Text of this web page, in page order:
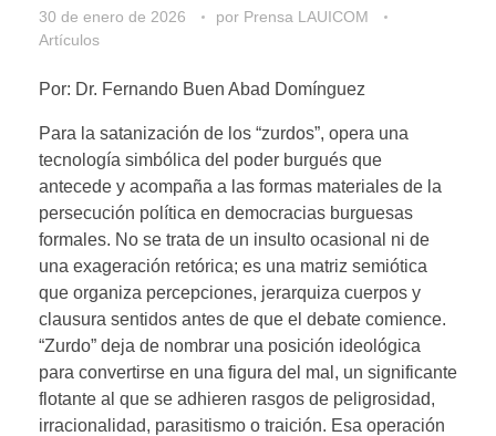
30 de enero de 2026 por Prensa LAUICOM
Artículos
Por: Dr. Fernando Buen Abad Domínguez
Para la satanización de los “zurdos”, opera una
tecnología simbólica del poder burgués que
antecede y acompaña a las formas materiales de la
persecución política en democracias burguesas
formales. No se trata de un insulto ocasional ni de
una exageración retórica; es una matriz semiótica
que organiza percepciones, jerarquiza cuerpos y
clausura sentidos antes de que el debate comience.
“Zurdo” deja de nombrar una posición ideológica
para convertirse en una figura del mal, un significante
flotante al que se adhieren rasgos de peligrosidad,
irracionalidad, parasitismo o traición. Esa operación